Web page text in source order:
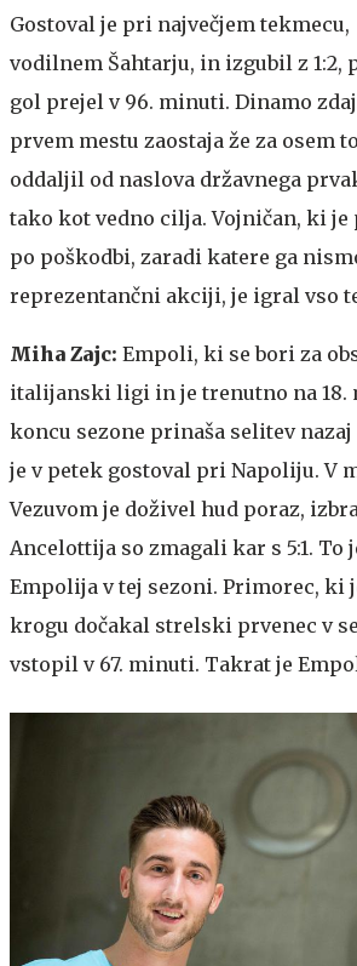
Gostoval je pri največjem tekmecu,
vodilnem Šahtarju, in izgubil z 1:2,
gol prejel v 96. minuti. Dinamo
prvem mestu zaostaja že za osem
oddaljil od naslova državnega
tako kot vedno cilja. Vojničan, ki je
po poškodbi, zaradi katere ga
reprezentančni akciji, je igral vso
Miha Zajc: Empoli, ki se bori za
italijanski ligi in je trenutno na 18.
koncu sezone prinaša selitev
je v petek gostoval pri Napoliju. V
Vezuvom je doživel hud poraz,
Ancelottija so zmagali kar s 5:1. To
Empolija v tej sezoni. Primorec, ki
krogu dočakal strelski prvenec v
vstopil v 67. minuti. Takrat je